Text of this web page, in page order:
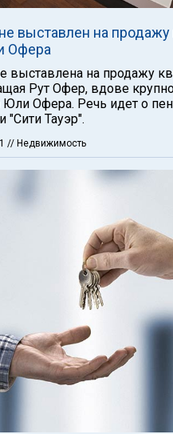
выставлен на продажу
Офера
выставлена на продажу
Рут Офер, вдове
Офера. Речь идет о
"Сити Тауэр".
// Недвижимость